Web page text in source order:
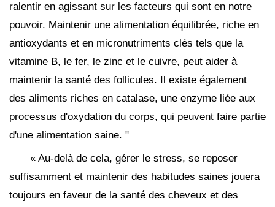
ralentir en agissant sur les facteurs qui sont en notre
pouvoir. Maintenir une alimentation équilibrée, riche en
antioxydants et en micronutriments clés tels que la
vitamine B, le fer, le zinc et le cuivre, peut aider à
maintenir la santé des follicules. Il existe également
des aliments riches en catalase, une enzyme liée aux
processus d'oxydation du corps, qui peuvent faire partie
d'une alimentation saine. "
« Au-delà de cela, gérer le stress, se reposer
suffisamment et maintenir des habitudes saines jouera
toujours en faveur de la santé des cheveux et des